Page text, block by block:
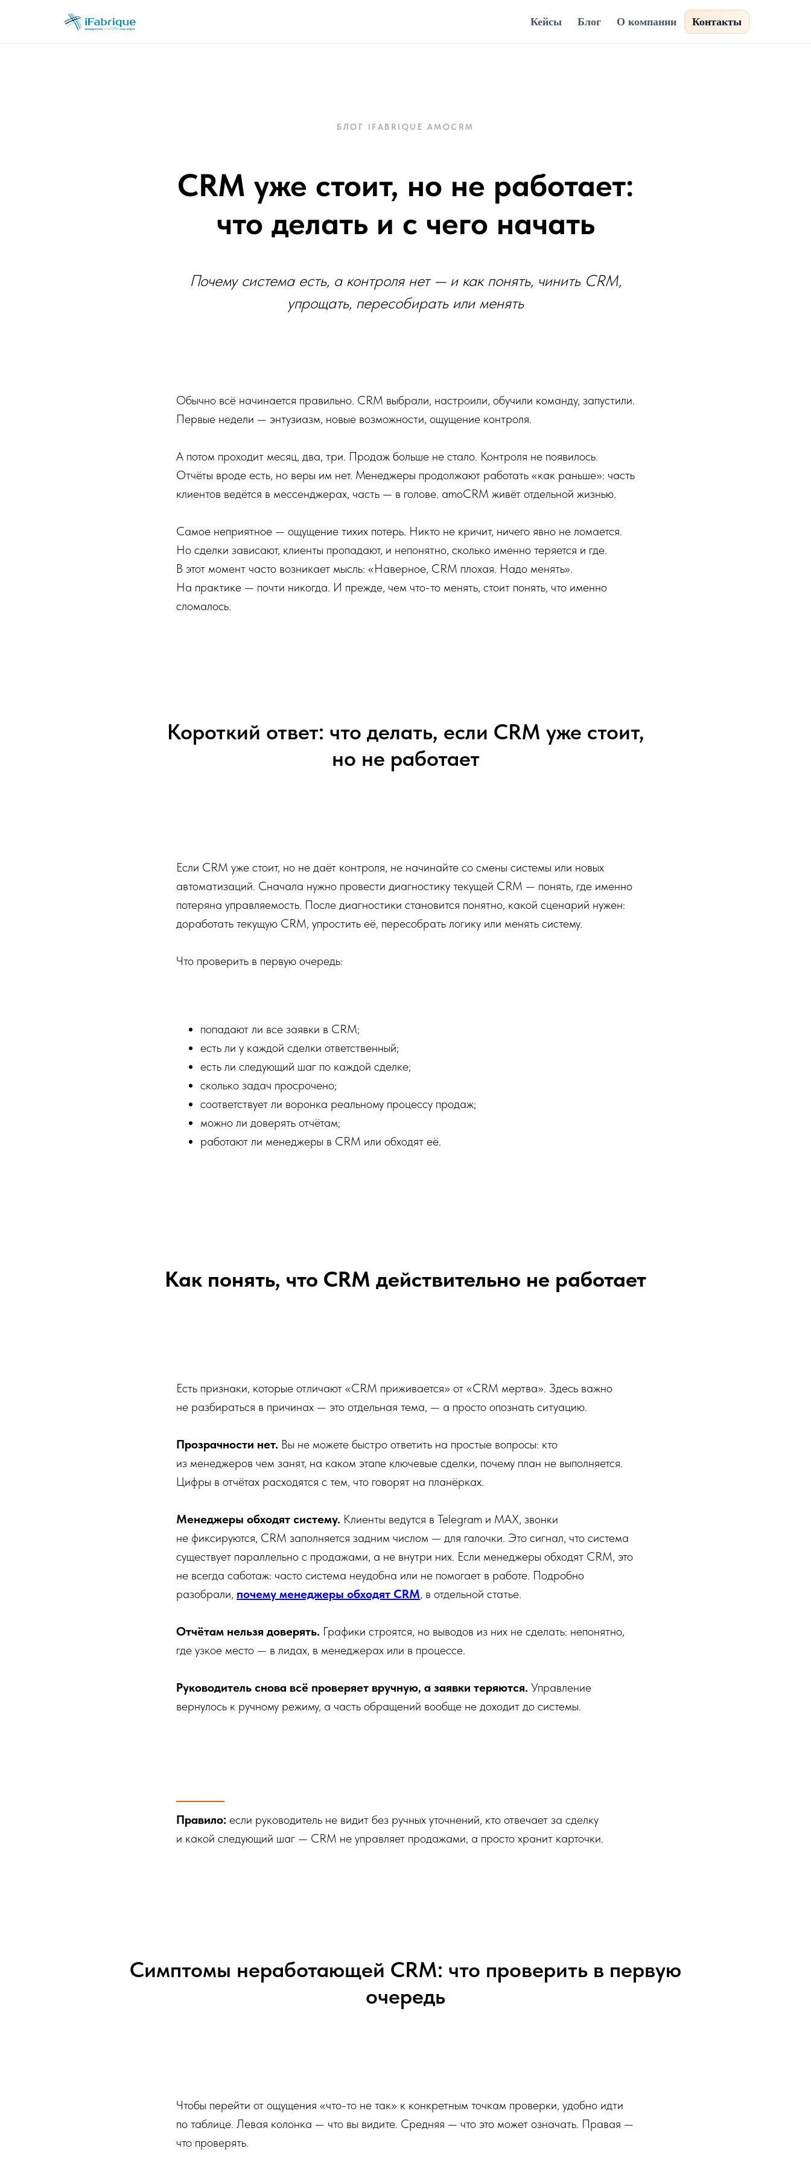
Кейсы Блог О компании Контакты
БЛОГ IFABRIQUE AMOCRM
CRM уже стоит, но не работает:
что делать и с чего начать
Почему система есть, а контроля нет — и как понять, чинить CRM,
упрощать, пересобирать или менять
Обычно всё начинается правильно. CRM выбрали, настроили, обучили команду, запустили.
Первые недели — энтузиазм, новые возможности, ощущение контроля.
А потом проходит месяц, два, три. Продаж больше не стало. Контроля не появилось.
Отчёты вроде есть, но веры им нет. Менеджеры продолжают работать «как раньше»: часть
клиентов ведётся в мессенджерах, часть — в голове. amoCRM живёт отдельной жизнью.
Самое неприятное — ощущение тихих потерь. Никто не кричит, ничего явно не ломается.
Но сделки зависают, клиенты пропадают, и непонятно, сколько именно теряется и где.
В этот момент часто возникает мысль: «Наверное, CRM плохая. Надо менять».
На практике — почти никогда. И прежде, чем что-то менять, стоит понять, что именно
сломалось.
Короткий ответ: что делать, если CRM уже стоит,
но не работает
Если CRM уже стоит, но не даёт контроля, не начинайте со смены системы или новых
автоматизаций. Сначала нужно провести диагностику текущей CRM — понять, где именно
потеряна управляемость. После диагностики становится понятно, какой сценарий нужен:
доработать текущую CRM, упростить её, пересобрать логику или менять систему.
Что проверить в первую очередь:
попадают ли все заявки в CRM;
есть ли у каждой сделки ответственный;
есть ли следующий шаг по каждой сделке;
сколько задач просрочено;
соответствует ли воронка реальному процессу продаж;
можно ли доверять отчётам;
работают ли менеджеры в CRM или обходят её.
Как понять, что CRM действительно не работает
Есть признаки, которые отличают «CRM приживается» от «CRM мертва». Здесь важно
не разбираться в причинах — это отдельная тема, — а просто опознать ситуацию.
Прозрачности нет. Вы не можете быстро ответить на простые вопросы: кто
из менеджеров чем занят, на каком этапе ключевые сделки, почему план не выполняется.
Цифры в отчётах расходятся с тем, что говорят на планёрках.
Менеджеры обходят систему. Клиенты ведутся в Telegram и MAX, звонки
не фиксируются, CRM заполняется задним числом — для галочки. Это сигнал, что система
существует параллельно с продажами, а не внутри них. Если менеджеры обходят CRM, это
не всегда саботаж: часто система неудобна или не помогает в работе. Подробно
разобрали, почему менеджеры обходят CRM, в отдельной статье.
Отчётам нельзя доверять. Графики строятся, но выводов из них не сделать: непонятно,
где узкое место — в лидах, в менеджерах или в процессе.
Руководитель снова всё проверяет вручную, а заявки теряются. Управление
вернулось к ручному режиму, а часть обращений вообще не доходит до системы.
Правило: если руководитель не видит без ручных уточнений, кто отвечает за сделку
и какой следующий шаг — CRM не управляет продажами, а просто хранит карточки.
Симптомы неработающей CRM: что проверить в первую
очередь
Чтобы перейти от ощущения «что-то не так» к конкретным точкам проверки, удобно идти
по таблице. Левая колонка — что вы видите. Средняя — что это может означать. Правая —
что проверять.